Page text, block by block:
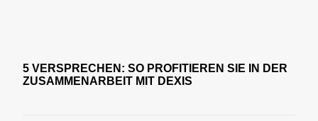
5 VERSPRECHEN: SO PROFITIEREN SIE IN DER
ZUSAMMENARBEIT MIT DEXIS